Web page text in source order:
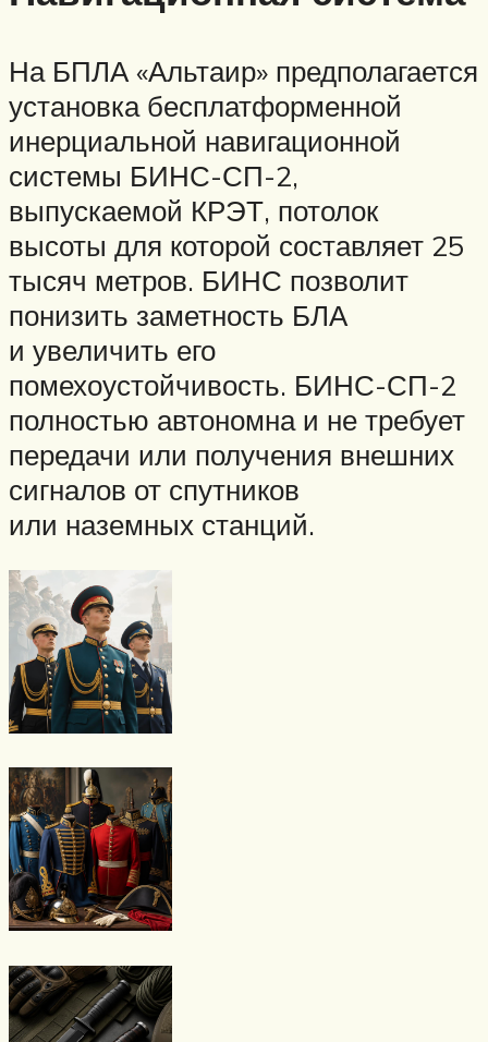
На БПЛА «Альтаир» предполагается
установка бесплатформенной
инерциальной навигационной
системы БИНС-СП-2,
выпускаемой КРЭТ, потолок
высоты для которой составляет 25
тысяч метров. БИНС позволит
понизить заметность БЛА
и увеличить его
помехоустойчивость. БИНС-СП-2
полностью автономна и не требует
передачи или получения внешних
сигналов от спутников
или наземных станций.